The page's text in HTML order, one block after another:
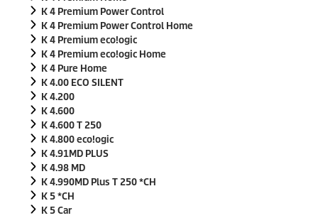
K 4 Premium Power Control
K 4 Premium Power Control Home
K 4 Premiumeco!ogic
K 4 Premiumeco!ogic Home
K 4 Pure Home
K 4.00 ECO SILENT
K 4.200
K 4.600
K 4.600 T 250
K 4.800eco!ogic
K 4.91MD PLUS
K 4.98 MD
K 4.990MD Plus T 250 *CH
K 5 *CH
K 5 Car